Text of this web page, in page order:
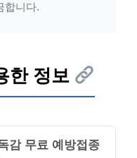
합니다.
한 정보
감 무료 예방접종